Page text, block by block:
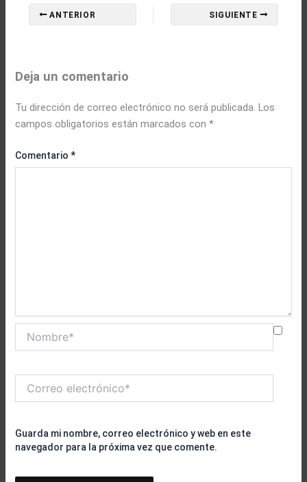
ANTERIOR SIGUIENTE
Deja un comentario
Tu dirección de correo electrónico no será publicada. Los
campos obligatorios están marcados con*
Comentario*
electrónico*
Guarda mi nombre, correo electrónico y web en este
navegador para la próxima vez que comente.